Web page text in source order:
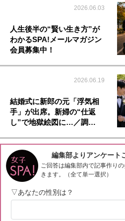
2026.06.03
人生後半の“賢い生き方”が
わかるSPA!メールマガジン
会員募集中！
2026.06.19
結婚式に新郎の元「浮気相
手」が出席。新婦の“仕返
し”で地獄絵図に…／調…